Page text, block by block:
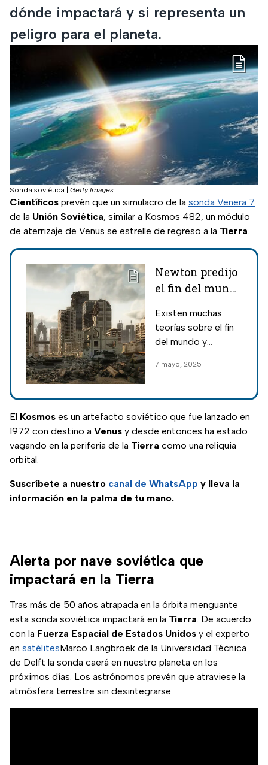
dónde impactará y si representa un
peligro para el planeta.
Sonda soviética Getty Images
Científicos prevén que un simulacro de la sonda Venera 7
de la Unión Soviética, similar a Kosmos 482, un módulo
de aterrizaje de Venus se estrelle de regreso a la Tierra.
Newton predijo
el fin del mundo
esta fecha
Existen muchas
teorías sobre el fin
del mundo y
algunas
respecto a la fecha
exacta del fin del
mundo, te
explicamos qué
7 mayo, 2025
El Kosmos es un artefacto soviético que fue lanzado en
1972 con destino a Venus y desde entonces ha estado
vagando en la periferia de la Tierra como una reliquia
orbital.
Suscríbete a nuestro canal de WhatsApp y lleva la
información en la palma de tu mano.
Alerta por nave soviética que
impactará en la Tierra
Tras más de 50 años atrapada en la órbita menguante
esta sonda soviética impactará en la Tierra. De acuerdo
con la Fuerza Espacial de Estados Unidos y el experto
en satélitesMarco Langbroek de la Universidad Técnica
de Delft la sonda caerá en nuestro planeta en los
próximos días. Los astrónomos prevén que atraviese la
atmósfera terrestre sin desintegrarse.